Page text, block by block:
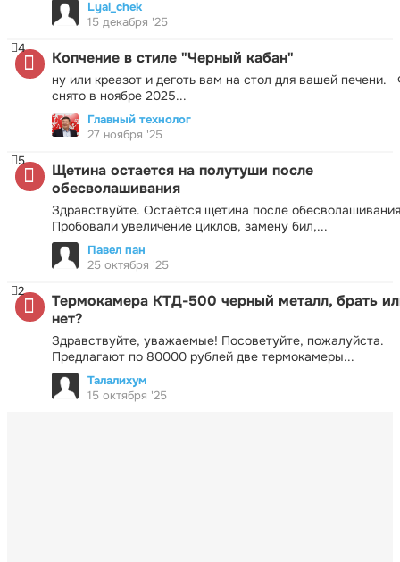
Lyal_chek
15 декабря '25
Копчение в стиле "Черный кабан"
ну или креазот и деготь вам на стол для вашей печени.
снято в ноябре 2025...
4
Главный технолог
27 ноября '25
Щетина остается на полутуши после
обесволашивания
Здравствуйте. Остаётся щетина после
Пробовали увеличение циклов, замену бил,...
5
Павел пан
25 октября '25
Термокамера КТД-500 черный металл, брать
нет?
Здравствуйте, уважаемые! Посоветуйте, пожалуйста.
Предлагают по 80000 рублей две термокамеры...
2
Талалихум
15 октября '25